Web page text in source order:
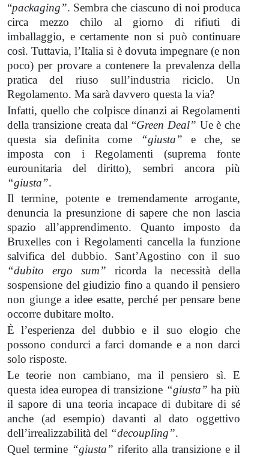
“packaging”. Sembra che ciascuno di noi produca
circa mezzo chilo al giorno di rifiuti di
imballaggio, e certamente non si può continuare
così. Tuttavia, l’Italia si è dovuta impegnare (e non
poco) per provare a contenere la prevalenza della
pratica del riuso sull’industria riciclo. Un
Regolamento. Ma sarà davvero questa la via?
Infatti, quello che colpisce dinanzi ai Regolamenti
della transizione creata dal “Green Deal” Ue è che
questa sia definita come
“giusta” e che, se
imposta con i Regolamenti (suprema fonte
eurounitaria del diritto), sembri ancora più
“giusta”.
Il termine, potente e tremendamente arrogante,
denuncia la presunzione di sapere che non lascia
spazio all’apprendimento. Quanto imposto da
Bruxelles con i Regolamenti cancella la funzione
salvifica del dubbio. Sant’Agostino con il suo
“dubito ergo sum” ricorda la necessità della
sospensione del giudizio fino a quando il pensiero
non giunge a idee esatte, perché per pensare bene
occorre dubitare molto.
È l’esperienza del dubbio e il suo elogio che
possono condurci a farci domande e a non darci
solo risposte.
Le teorie non cambiano, ma il pensiero sì. E
questa idea europea di transizione “giusta” ha più
il sapore di una teoria incapace di dubitare di sé
anche (ad esempio) davanti al dato oggettivo
dell’irrealizzabilità del “decoupling”.
Quel termine “giusta” riferito alla transizione e il